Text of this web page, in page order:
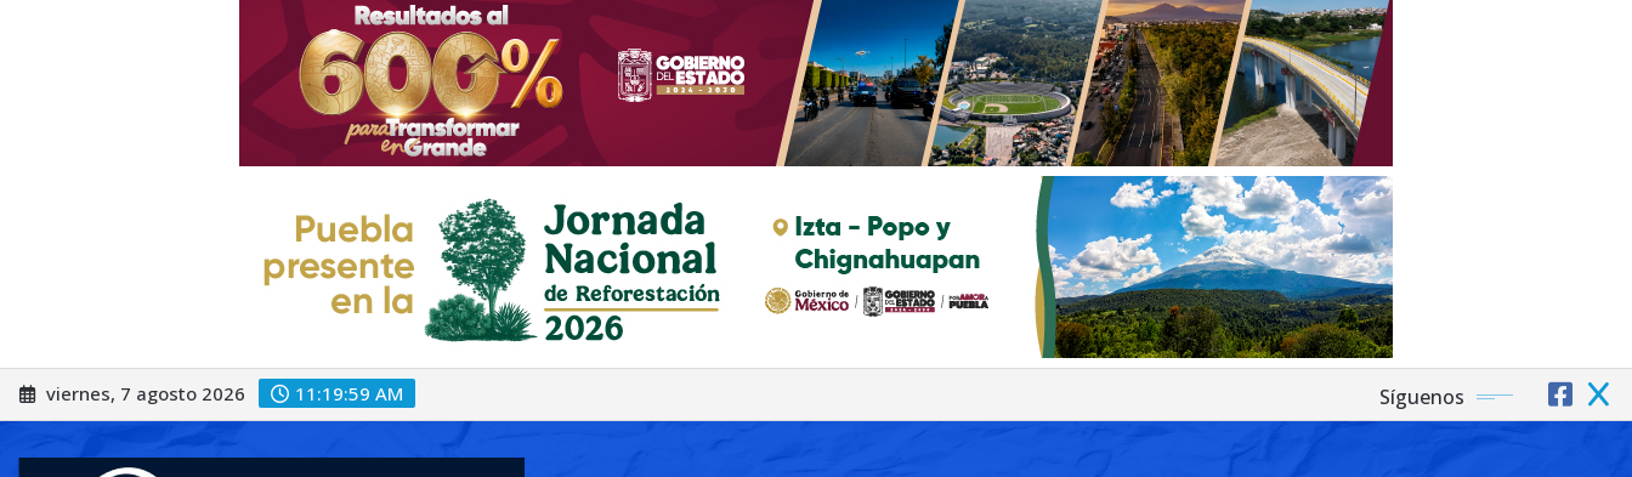
Saltar
al
viernes, 7 agosto 2026 11:20:01 AM Síguenos